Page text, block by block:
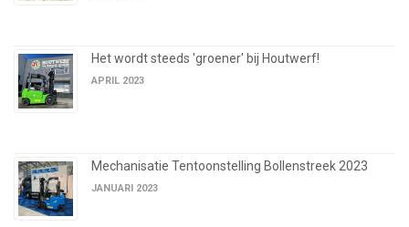
Het wordt steeds 'groener' bij Houtwerf!
APRIL 2023
Mechanisatie Tentoonstelling Bollenstreek 2023
JANUARI 2023